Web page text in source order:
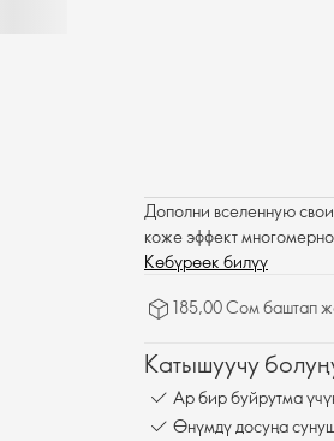
Дополни вселенную
коже эффект
Көбүрөөк билүү
185,00 Сом баштап
Катышуучу
Ар бир буйрутма
Өнүмдү досуңа